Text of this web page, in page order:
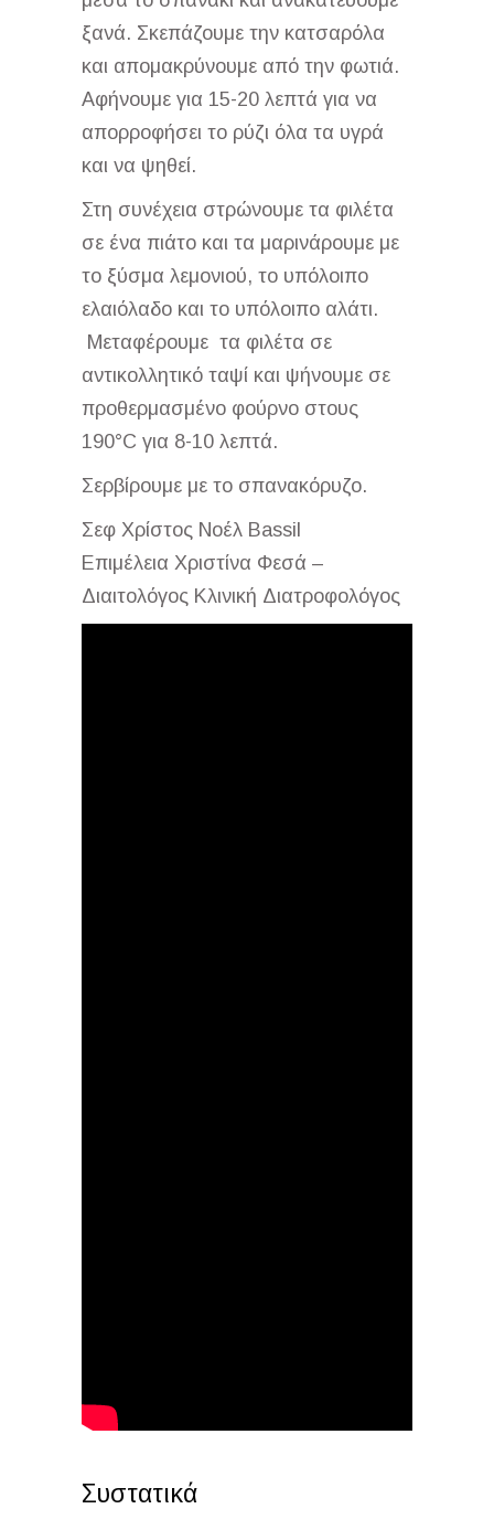
ξανά. Σκεπάζουμε την κατσαρόλα
και απομακρύνουμε από την φωτιά.
Αφήνουμε για 15-20 λεπτά για να
απορροφήσει το ρύζι όλα τα υγρά
και να ψηθεί.
Στη συνέχεια στρώνουμε τα φιλέτα
σε ένα πιάτο και τα μαρινάρουμε με
το ξύσμα λεμονιού, το υπόλοιπο
ελαιόλαδο και το υπόλοιπο αλάτι.
Μεταφέρουμε τα φιλέτα σε
αντικολλητικό ταψί και ψήνουμε σε
προθερμασμένο φούρνο στους
190°C για 8-10 λεπτά.
Σερβίρουμε με το σπανακόρυζο.
Σεφ Χρίστος Νοέλ Bassil
Επιμέλεια Χριστίνα Φεσά –
Διαιτολόγος Κλινική Διατροφολόγος
Συστατικά